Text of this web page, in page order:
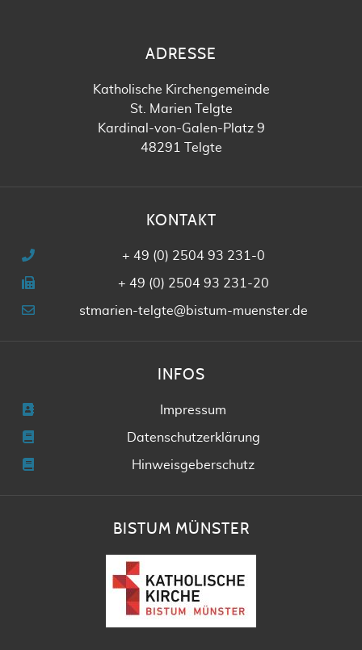
ADRESSE
Katholische Kirchengemeinde
St. Marien Telgte
Kardinal-von-Galen-Platz 9
48291 Telgte
KONTAKT
+ 49 (0) 2504 93 231-0
+ 49 (0) 2504 93 231-20
stmarien-telgte@bistum-muenster.de
INFOS
Impressum
Datenschutzerklärung
Hinweisgeberschutz
BISTUM MÜNSTER